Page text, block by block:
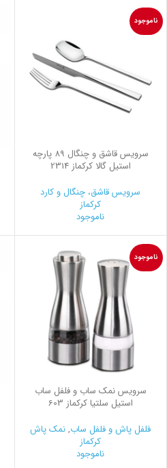
ناموجود
سرویس قاشق و چنگال 89 پارچه
استیل گالا کرکماز 2314
سرویس قاشق، چنگال و کارد
کرکماز
ناموجود
ناموجود
سرویس نمک ساب و فلفل ساب
استیل سلتیا کرکماز 603
فلفل پاش و فلفل ساب,نمک پاش
کرکماز
ناموجود